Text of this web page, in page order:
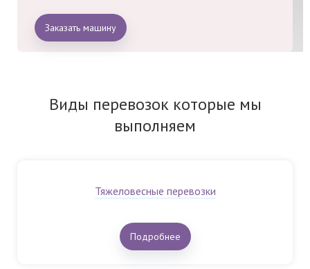
Заказать машину
Виды перевозок которые мы
выполняем
Тяжеловесные перевозки
Подробнее